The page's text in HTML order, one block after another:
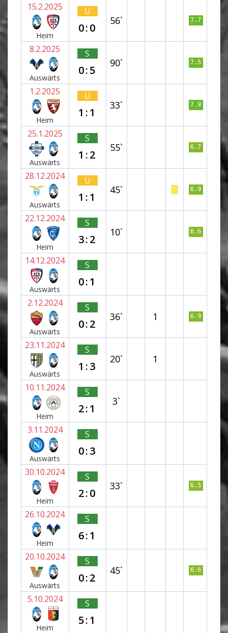
15.2.2025
Heim
U
0:0
56` 7.7
8.2.2025
Auswärts
S
0:5
90` 7.5
1.2.2025
Heim
U
1:1
33` 7.9
25.1.2025
Auswärts
S
1:2
55` 6.7
28.12.2024
Auswärts
U
1:1
45` 6.9
22.12.2024
Heim
S
3:2
10` 6.6
14.12.2024
Auswärts
S
0:1
2.12.2024
Auswärts
S
0:2
36` 1 6.9
23.11.2024
Auswärts
S
1:3
20` 1
10.11.2024
Heim
S
2:1
3`
3.11.2024
Auswärts
S
0:3
30.10.2024
Heim
S
2:0
33` 6.5
26.10.2024
Heim
S
6:1
20.10.2024
Auswärts
S
0:2
45` 6.6
5.10.2024
Heim
S
5:1